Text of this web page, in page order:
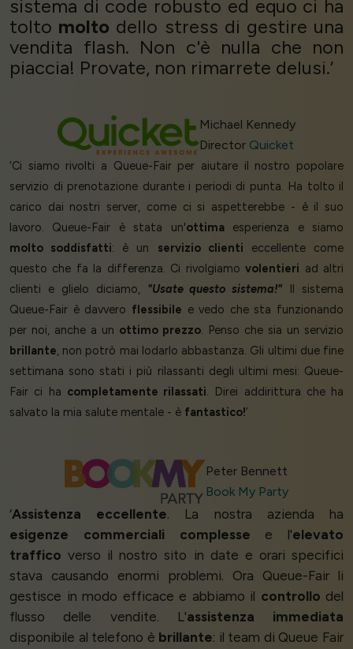
sistema di code robusto ed equo ci ha
tolto molto dello stress di gestire una
vendita flash. Non c'è nulla che non
piaccia! Provate, non rimarrete delusi.’
Michael Kennedy
Director Quicket
‘Ci siamo rivolti a Queue-Fair per aiutare il nostro popolare
servizio di prenotazione durante i periodi di punta. Ha tolto il
carico dai nostri server, come ci si aspetterebbe - è il suo
lavoro. Queue-Fair è stata un'ottimaesperienza e siamo
molto soddisfatti: è un servizio clienti eccellente come
questo che fa la differenza. Ci rivolgiamovolentieri ad altri
clienti e glielo diciamo, "Usate questo sistema!" Il sistema
Queue-Fair è davvero flessibile e vedo che sta funzionando
per noi, anche a un ottimo prezzo. Penso che sia un servizio
brillante, non potrò mai lodarlo abbastanza. Gli ultimi due fine
settimana sono stati i più rilassanti degli ultimi mesi: Queue-
Fair ci ha completamente rilassati. Direi addirittura che ha
salvato la mia salute mentale - è fantastico!’
Peter Bennett
Book My Party
‘Assistenza eccellente. La nostra azienda ha
esigenze commerciali complesse e l'elevato
traffico verso il nostro sito in date e orari specifici
stava causando enormi problemi. Ora Queue-Fair li
gestisce in modo efficace e abbiamo il controllo del
flusso delle vendite. L'assistenza immediata
disponibile al telefono è brillante: il team di Queue Fair